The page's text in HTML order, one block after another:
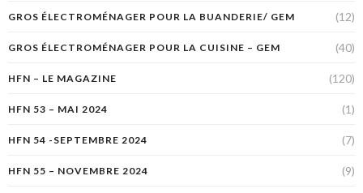
GROS ÉLECTROMÉNAGER POUR LA BUANDERIE/ GEM (12)
GROS ÉLECTROMÉNAGER POUR LA CUISINE – GEM (40)
HFN – LE MAGAZINE (120)
HFN 53 – MAI 2024 (1)
HFN 54 -SEPTEMBRE 2024 (7)
HFN 55 – NOVEMBRE 2024 (9)